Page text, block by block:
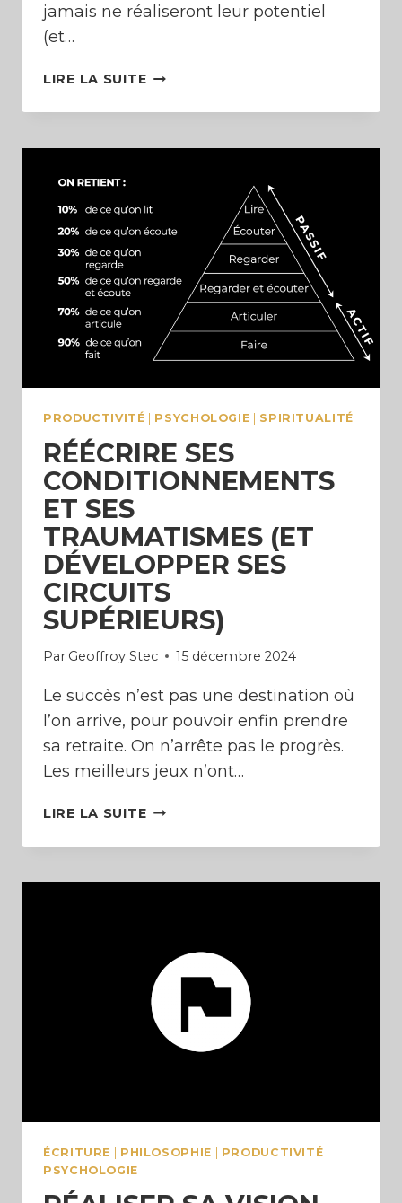
jamais ne réaliseront leur potentiel
(et…
LIRE LA SUITETRANSMUTER
FRUSTRATION
SES
RÊVES,
NE
FINIR
AIGRI)
PRODUCTIVITÉ PSYCHOLOGIE SPIRITUALITÉ
RÉÉCRIRE SES
CONDITIONNEMENTS
ET SES
TRAUMATISMES (ET
DÉVELOPPER SES
CIRCUITS
SUPÉRIEURS)
Par Geoffroy Stec 15 décembre 2024
Le succès n’est pas une destination où
l’on arrive, pour pouvoir enfin prendre
sa retraite. On n’arrête pas le progrès.
Les meilleurs jeux n’ont…
LIRE LA SUITERÉÉCRIRE
CONDITIONNEMENTS
DÉVELOPPER
SES
CIRCUITS
SUPÉRIEURS)
ÉCRITURE | PHILOSOPHIE | PRODUCTIVITÉ |
PSYCHOLOGIE